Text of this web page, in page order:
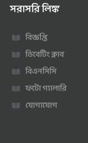
সরাসরি লিঙ্ক
বিজ্ঞপ্তি
ডিবেটিং ক্লাব
বিএনসিসি
ফটো গ্যালারি
যোগাযোগ